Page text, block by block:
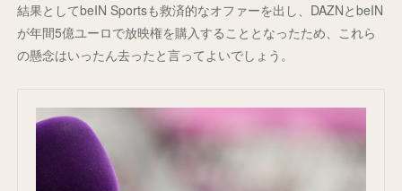
結果としてbeIN Sportsも救済的なオファーを出し、DAZNとbeIN
が年間5億ユーロで放映権を購入することとなったため、これら
の懸念はいったん去ったと言ってよいでしょう。